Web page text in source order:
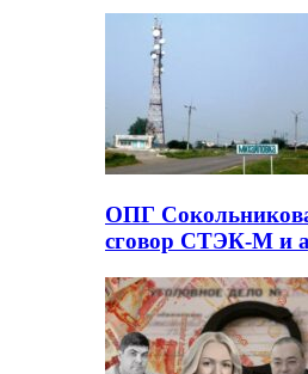
ОПГ
сговор СТЭК-М и